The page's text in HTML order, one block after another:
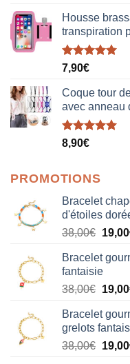
Housse
transpiration
Note5.00
7,90€
Coque tour
avec anneau
Note5.00
8,90€
PROMOTIONS
Bracelet
d'étoiles
38,00€ Le
initial
était :
19,00
Bracelet
fantaisie
38,00€ Le
initial
était :
19,00
Bracelet
grelots
38,00€ Le
19,00